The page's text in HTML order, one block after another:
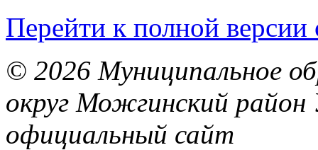
Перейти к полной версии
© 2026 Муниципальное
округ Можгинский район
официальный сайт